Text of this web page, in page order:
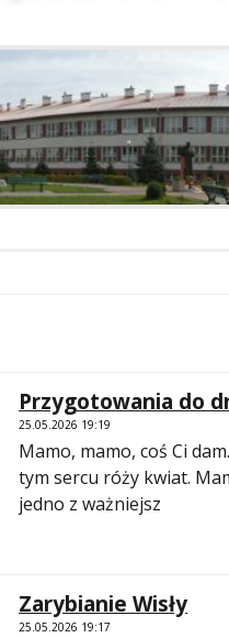
Przygotowania do
25.05.2026 19:19
Mamo, mamo, coś
tym sercu róży kwiat.
jedno z ważniejsz
Zarybianie Wisły
25.05.2026 19:17